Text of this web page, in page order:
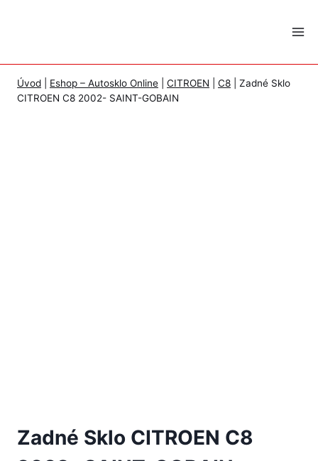
Úvod Eshop – Autosklo Online CITROEN C8
Zadné Sklo
CITROEN C8 2002- SAINT-GOBAIN
Zadné Sklo CITROEN C8